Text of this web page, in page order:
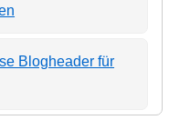
Blogheader für